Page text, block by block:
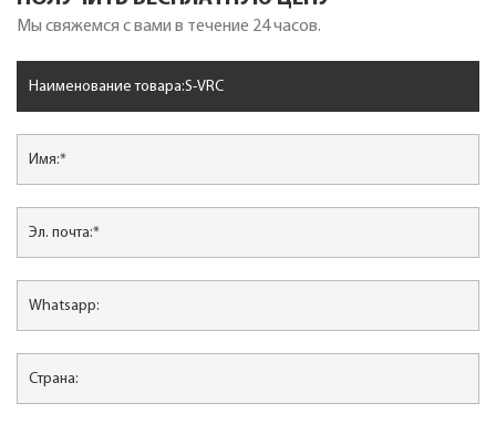
Мы свяжемся с вами в течение 24 часов.